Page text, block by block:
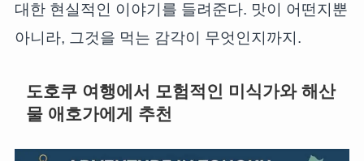
대한 현실적인 이야기를 들려준다. 맛이 어떤지뿐
아니라, 그것을 먹는 감각이 무엇인지까지.
도호쿠 여행에서 모험적인 미식가와 해산
물 애호가에게 추천